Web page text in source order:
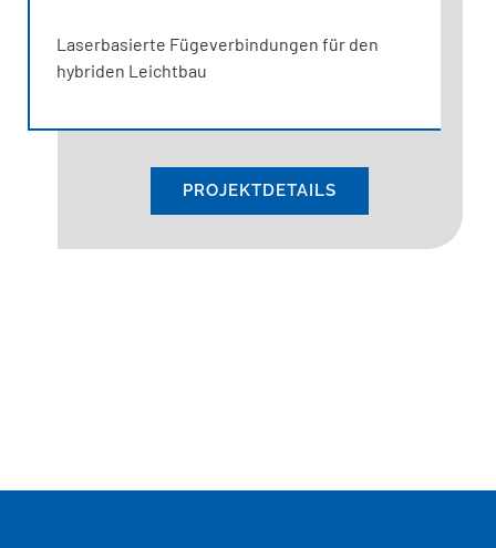
Laserbasierte Fügeverbindungen für den
hybriden Leichtbau
PROJEKTDETAILS